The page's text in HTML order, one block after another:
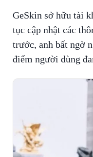
GeSkin sở hữu tài
tục cập nhật các
trước, anh bất ngờ
điểm người dùng